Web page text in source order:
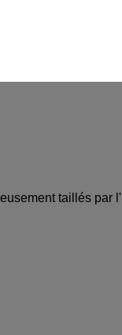
taillés par